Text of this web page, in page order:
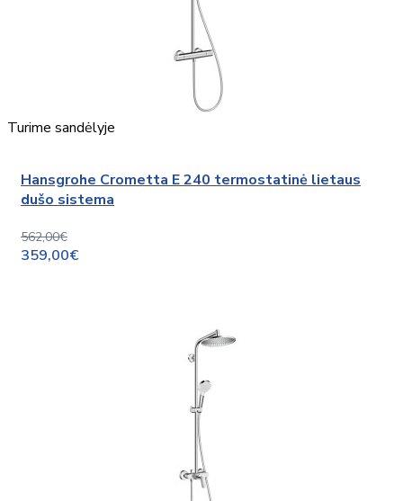
Turime sandėlyje
Hansgrohe Crometta E 240 termostatinė lietaus
dušo sistema
562,00€
359,00€